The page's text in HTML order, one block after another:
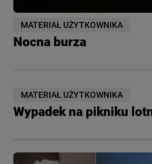
MATERIAŁ UŻYTKOWNIKA
Nocna burza
MATERIAŁ UŻYTKOWNIKA
Wypadek na pikniku